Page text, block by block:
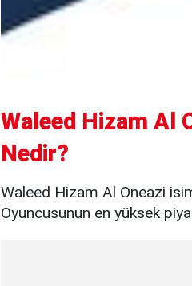
Waleed Hizam Al
Nedir?
Waleed Hizam Al Oneazi
Oyuncusunun en yüksek